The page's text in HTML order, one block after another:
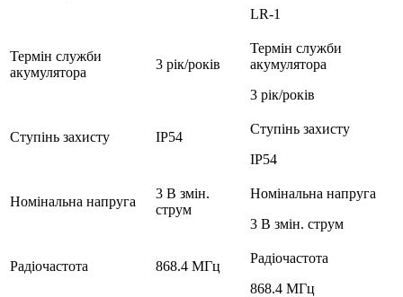
LR-1
Термін служби
акумулятора
3 рік/років
Термін служби
акумулятора
3 рік/років
Ступінь захисту IP54
Ступінь захисту
IP54
Номінальна напруга
3 В змін.
струм
Номінальна напруга
3 В змін. струм
Радіочастота 868.4 МГц
Радіочастота
868.4 МГц